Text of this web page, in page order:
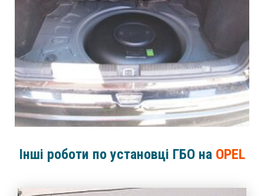
Інші роботи по установці ГБО на OPEL